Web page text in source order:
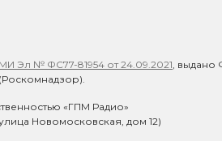
Эл № ФС77-81954 от 24.09.2021, выдано
«ГПМ Радио»
Новомосковская, дом 12)